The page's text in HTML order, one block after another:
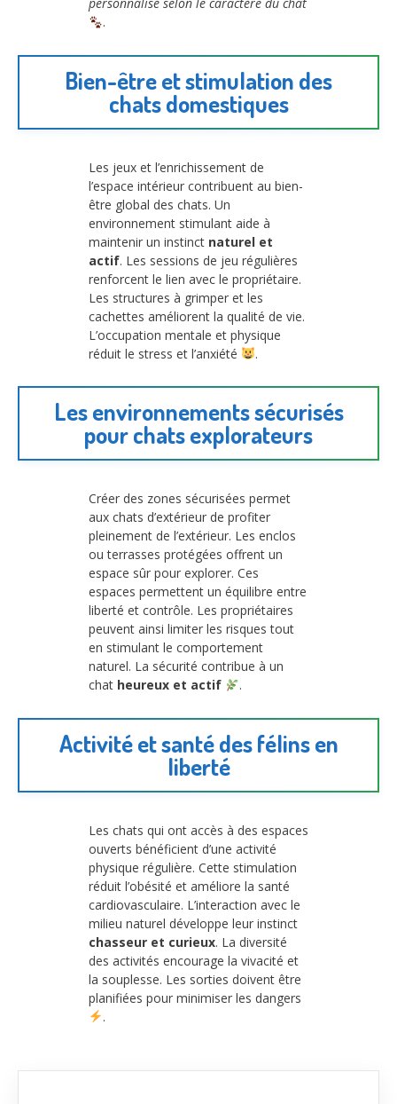
.
Bien-être et stimulation des
chats domestiques
Les jeux et l’enrichissement de
l’espace intérieur contribuent au bien-
être global des chats. Un
environnement stimulant aide à
maintenir un instinct naturel et
actif. Les sessions de jeu régulières
renforcent le lien avec le propriétaire.
Les structures à grimper et les
cachettes améliorent la qualité de vie.
L’occupation mentale et physique
réduit le stress et l’anxiété
.
Les environnements sécurisés
pour chats explorateurs
Créer des zones sécurisées permet
aux chats d’extérieur de profiter
pleinement de l’extérieur. Les enclos
ou terrasses protégées offrent un
espace sûr pour explorer. Ces
espaces permettent un équilibre entre
liberté et contrôle. Les propriétaires
peuvent ainsi limiter les risques tout
en stimulant le comportement
naturel. La sécurité contribue à un
chat heureux et actif .
Activité et santé des félins en
liberté
Les chats qui ont accès à des espaces
ouverts bénéficient d’une activité
physique régulière. Cette stimulation
réduit l’obésité et améliore la santé
cardiovasculaire. L’interaction avec le
milieu naturel développe leur instinct
chasseur et curieux. La diversité
des activités encourage la vivacité et
la souplesse. Les sorties doivent être
planifiées pour minimiser les dangers
.